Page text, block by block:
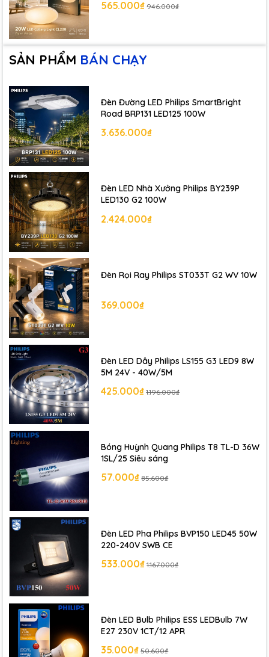
565.000₫ 946.000₫
SẢN PHẨM BÁN CHẠY
Đèn Đường LED Philips SmartBright
Road BRP131 LED125 100W
3.636.000₫
Đèn LED Nhà Xưởng Philips BY239P
LED130 G2 100W
2.424.000₫
Đèn Rọi Ray Philips ST033T G2 WV 10W
369.000₫
Đèn LED Dây Philips LS155 G3 LED9 8W
5M 24V - 40W/5M
425.000₫ 1.196.000₫
Bóng Huỳnh Quang Philips T8 TL-D 36W
1SL/25 Siêu sáng
57.000₫ 85.600₫
Đèn LED Pha Philips BVP150 LED45 50W
220-240V SWB CE
533.000₫ 1.167.000₫
Đèn LED Bulb Philips ESS LEDBulb 7W
E27 230V 1CT/12 APR
35.000₫ 50.600₫